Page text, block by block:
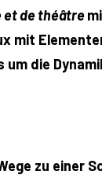
et de théâtre
mit
die
zu einer